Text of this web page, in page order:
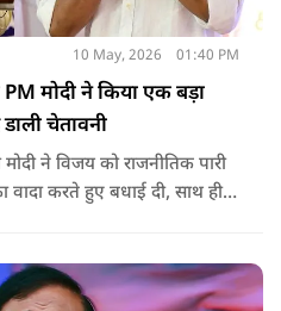
10 May, 2026 01:40 PM
मोदी ने किया एक बड़ा
चेतावनी
ने विजय को राजनीतिक पारी
करते हुए बधाई दी, साथ ही